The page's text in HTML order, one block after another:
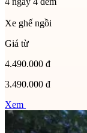
Xe ghế ngồi
Giá từ
4.490.000 đ
3.490.000 đ
Xem